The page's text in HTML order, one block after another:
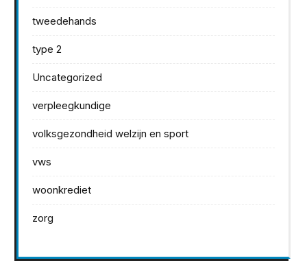
tweedehands
type 2
Uncategorized
verpleegkundige
volksgezondheid welzijn en sport
vws
woonkrediet
zorg